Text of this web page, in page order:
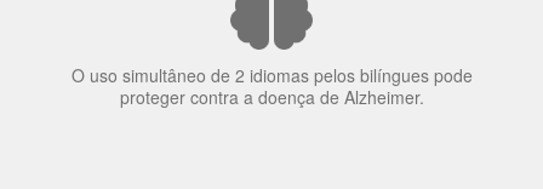
O uso simultâneo de 2 idiomas pelos bilíngues pode
proteger contra a doença de Alzheimer.